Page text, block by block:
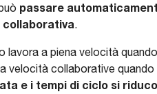
passare
.
lavora a piena velocità
velocità collaborative
e i tempi di ciclo si